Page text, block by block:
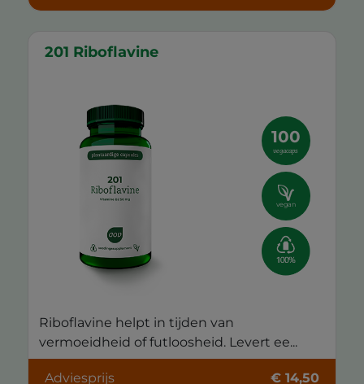
201 Riboflavine
100
vegacaps
vegan
Riboflavine helpt in tijden van
vermoeidheid of futloosheid. Levert ee...
Adviesprijs € 14,50